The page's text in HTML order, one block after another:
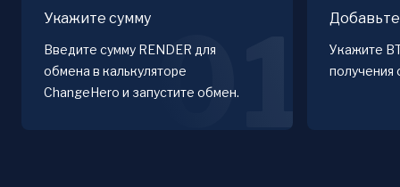
Укажите сумму
Введите сумму RENDER для
обмена в калькуляторе
ChangeHero и запустите обмен.
01
Укажите
получения